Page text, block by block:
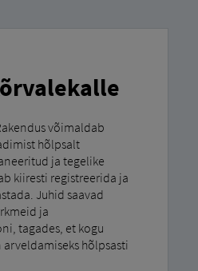
võimaldab
hõlpsalt
ja tegelike
kiiresti registreerida ja
Juhid saavad
ja
tagades, et kogu
hõlpsasti